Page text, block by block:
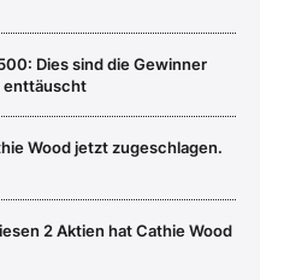
Dies sind die Gewinner
enttäuscht
Wood jetzt zugeschlagen.
2 Aktien hat Cathie Wood